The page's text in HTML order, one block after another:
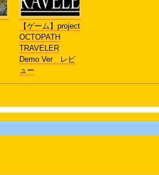
【ゲーム】project
OCTOPATH
TRAVELER
Demo Ver レビ
ュー